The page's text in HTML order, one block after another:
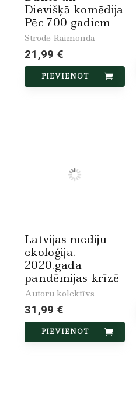
Dievišķā komēdija
Pēc 700 gadiem
Strode Raimonda
21,99 €
PIEVIENOT
Latvijas mediju
ekoloģija.
2020.gada
pandēmijas krīzē
Autoru kolektīvs
31,99 €
PIEVIENOT